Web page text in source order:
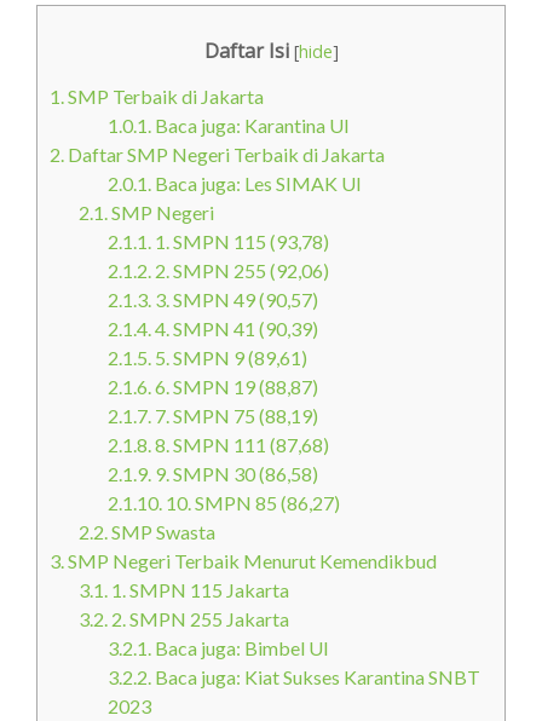
Daftar Isi [hide]
1.SMP Terbaik di Jakarta
1.0.1. Baca juga: Karantina UI
2. Daftar SMP Negeri Terbaik di Jakarta
2.0.1. Baca juga: Les SIMAK UI
2.1.SMP Negeri
2.1.1. 1. SMPN 115 (93,78)
2.1.2. 2. SMPN 255 (92,06)
2.1.3. 3. SMPN 49 (90,57)
2.1.4.4. SMPN 41 (90,39)
2.1.5. 5. SMPN 9 (89,61)
2.1.6.6. SMPN 19 (88,87)
2.1.7. 7. SMPN 75 (88,19)
2.1.8.8. SMPN 111 (87,68)
2.1.9. 9. SMPN 30 (86,58)
2.1.10. 10. SMPN 85 (86,27)
2.2.SMP Swasta
3.SMP Negeri Terbaik Menurut Kemendikbud
3.1. 1. SMPN 115 Jakarta
3.2. 2. SMPN 255 Jakarta
3.2.1. Baca juga: Bimbel UI
3.2.2. Baca juga: Kiat Sukses Karantina SNBT
2023